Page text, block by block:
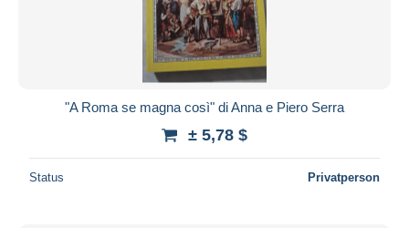
"A Roma se magna così" di Anna e Piero Serra
± 5,78 $
Status Privatperson